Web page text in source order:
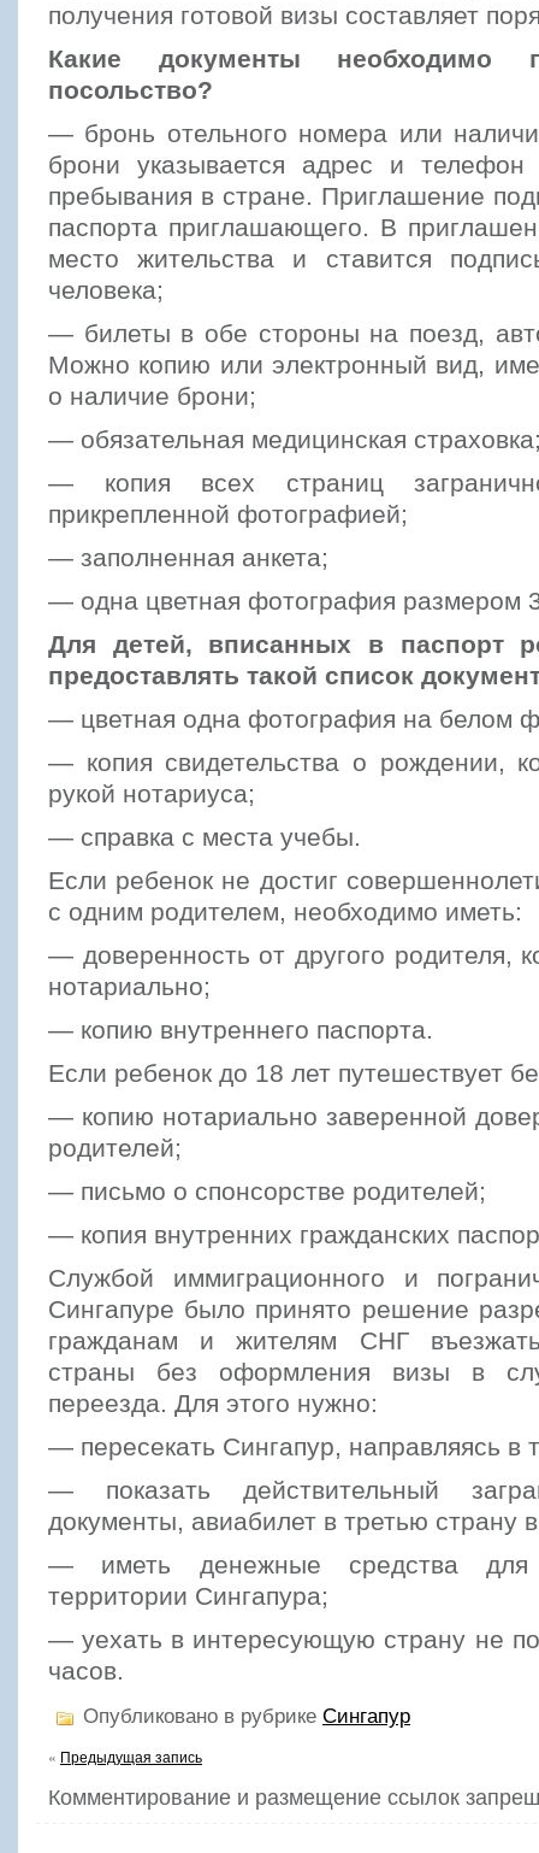
получения готовой визы составляет
Какие документы необходимо
посольство?
— бронь отельного номера или
брони указывается адрес и телефон
пребывания в стране. Приглашение
паспорта приглашающего. В
место жительства и ставится
человека;
— билеты в обе стороны на поезд,
Можно копию или электронный вид,
о наличие брони;
— обязательная медицинская
— копия всех страниц
прикрепленной фотографией;
— заполненная анкета;
— одна цветная фотография размером
Для детей, вписанных в паспорт
предоставлять такой список
— цветная одна фотография на белом
— копия свидетельства о рождении,
рукой нотариуса;
— справка с места учебы.
Если ребенок не достиг
с одним родителем, необходимо иметь:
— доверенность от другого родителя,
нотариально;
— копию внутреннего паспорта.
Если ребенок до 18 лет путешествует
— копию нотариально заверенной
родителей;
— письмо о спонсорстве родителей;
— копия внутренних гражданских
Службой иммиграционного и
Сингапуре было принято решение
гражданам и жителям СНГ
страны без оформления визы в
переезда. Для этого нужно:
— пересекать Сингапур, направляясь в
— показать действительный
документы, авиабилет в третью страну
— иметь денежные средства для
территории Сингапура;
— уехать в интересующую страну не
часов.
Опубликовано в рубрике Сингапур
« Предыдущая запись
Комментирование и размещение ссылок